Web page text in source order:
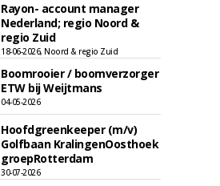
Rayon- account manager
Nederland; regio Noord &
regio Zuid
18-06-2026, Noord & regio Zuid
Boomrooier / boomverzorger
ETW bij Weijtmans
04-05-2026
Hoofdgreenkeeper (m/v)
Golfbaan KralingenOosthoek
groepRotterdam
30-07-2026